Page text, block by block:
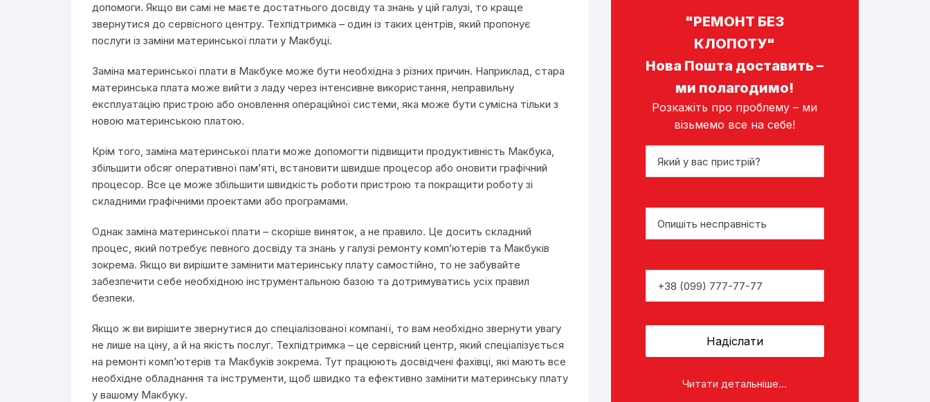
допомоги. Якщо ви самі не маєте достатнього досвіду та знань у цій галузі, то краще
звернутися до сервісного центру. Техпідтримка – один із таких центрів, який пропонує
послуги із заміни материнської плати у Макбуці.
Заміна материнської плати в Макбуке може бути необхідна з різних причин. Наприклад, стара
материнська плата може вийти з ладу через інтенсивне використання, неправильну
експлуатацію пристрою або оновлення операційної системи, яка може бути сумісна тільки з
новою материнською платою.
Крім того, заміна материнської плати може допомогти підвищити продуктивність Макбука,
збільшити обсяг оперативної пам’яті, встановити швидше процесор або оновити графічний
процесор. Все це може збільшити швидкість роботи пристрою та покращити роботу зі
складними графічними проектами або програмами.
Однак заміна материнської плати – скоріше виняток, а не правило. Це досить складний
процес, який потребує певного досвіду та знань у галузі ремонту комп’ютерів та Макбуків
зокрема. Якщо ви вирішите замінити материнську плату самостійно, то не забувайте
забезпечити себе необхідною інструментальною базою та дотримуватись усіх правил
безпеки.
Якщо ж ви вирішите звернутися до спеціалізованої компанії, то вам необхідно звернути увагу
не лише на ціну, а й на якість послуг. Техпідтримка – це сервісний центр, який спеціалізується
на ремонті комп’ютерів та Макбуків зокрема. Тут працюють досвідчені фахівці, які мають все
необхідне обладнання та інструменти, щоб швидко та ефективно замінити материнську плату
у вашому Макбуку.
"РЕМОНТ БЕЗ
КЛОПОТУ"
Нова Пошта доставить –
ми полагодимо!
Розкажіть про проблему – ми
візьмемо все на себе!
Читати детальніше...